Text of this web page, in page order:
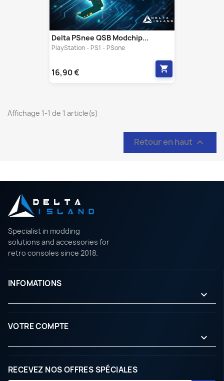
Delta PSnee QSB Modchip...
PlayStation - PS1 - PSone
16,90 € shopping_cart
Affichage 1-1 de 1 article(s)
Retour en haut 
Specialist in modding
solutions and accessories for
retro consoles since 2018.
INFOMATIONS

VOTRE COMPTE

RECEVEZ NOS OFFRES SPÉCIALES